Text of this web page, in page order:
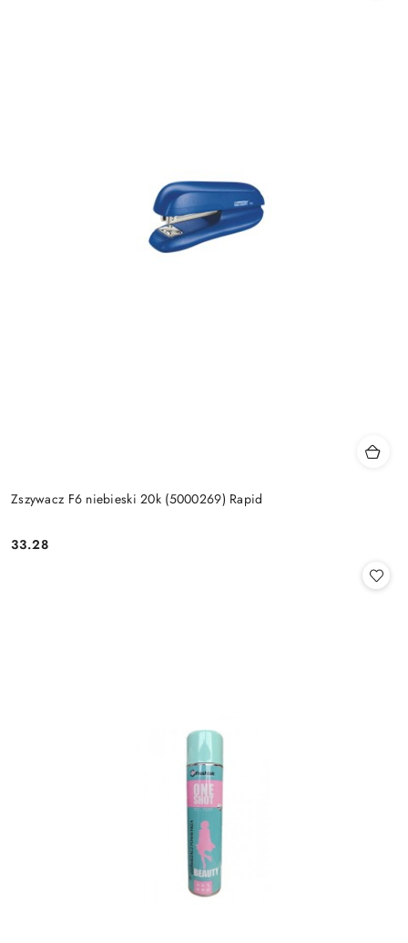
Zszywacz F6 niebieski 20k (5000269) Rapid
Cena:
33.28